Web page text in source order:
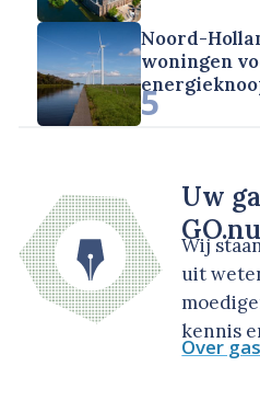
Noord-
woningen
5
Uw
GO.nu
Wij
uit
kennis
Over